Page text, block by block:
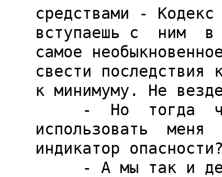
средствами -
вступаешь с  ним
самое
свести последствия
к минимуму. Не
использовать  меня
индикатор